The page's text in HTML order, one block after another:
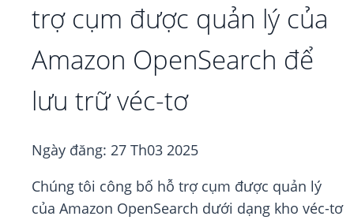
trợ cụm được quản lý của
Amazon OpenSearch để
lưu trữ véc-tơ
Ngày đăng: 27 Th03 2025
Chúng tôi công bố hỗ trợ cụm được quản lý
của Amazon OpenSearch dưới dạng kho véc-tơ